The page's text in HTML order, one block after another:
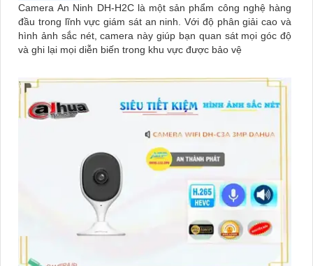
Camera An Ninh DH-H2C là một sản phẩm công nghệ hàng
đầu trong lĩnh vực giám sát an ninh. Với độ phân giải cao và
hình ảnh sắc nét, camera này giúp bạn quan sát mọi góc độ
và ghi lại mọi diễn biến trong khu vực được bảo vệ